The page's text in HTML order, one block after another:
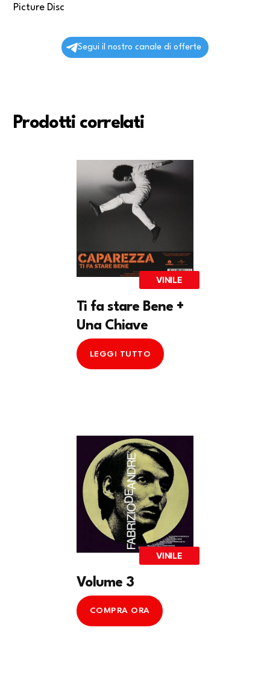
Picture Disc
Segui il nostro canale di offerte
Prodotti correlati
VINILE
Ti fa stare Bene +
Una Chiave
LEGGI TUTTO
VINILE
Volume 3
COMPRA ORA